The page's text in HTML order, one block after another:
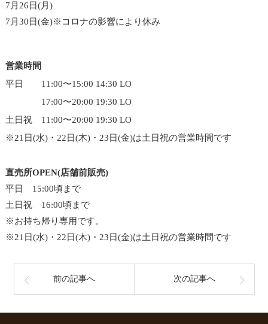
7月26日(月)
7月30日(金)※コロナの影響により休み
営業時間
平日 11:00〜15:00 14:30 LO
17:00〜20:00 19:30 LO
土日祝 11:00〜20:00 19:30 LO
※21日(水)・22日(木)・23日(金)は土日祝の営業時間です
直売所OPEN(店舗前販売)
平日 15:00頃まで
土日祝 16:00頃まで
※お持ち帰り専用です。
※21日(水)・22日(木)・23日(金)は土日祝の営業時間です
前の記事へ 次の記事へ